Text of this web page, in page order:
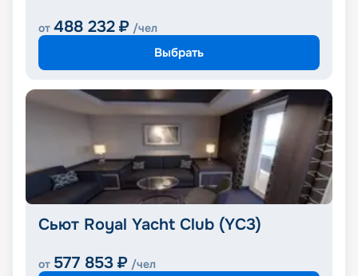
от 488 232 ₽ /чел
Выбрать
Сьют Royal Yacht Club (YC3)
от 577 853 ₽ /чел